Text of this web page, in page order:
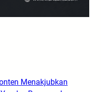
Menakjubkan